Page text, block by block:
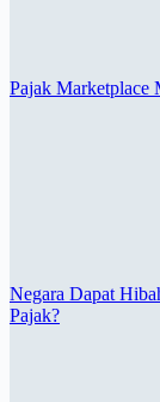
Pajak Marketplace
Negara Dapat
Pajak?